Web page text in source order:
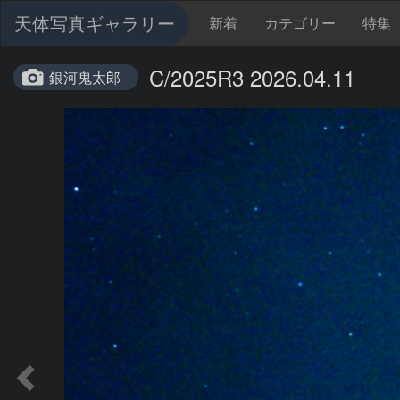
天体写真ギャラリー 新着 カテゴリー 特集
銀河鬼太郎 C/2025R3 2026.04.11